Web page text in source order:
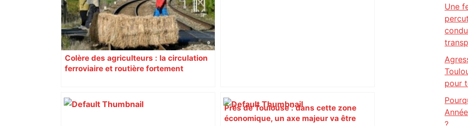
deux ans – ladepeche.fr
Colère des agriculteurs : la circulation
ferroviaire et routière fortement
Près de Toulouse : dans cette zone
économique, un axe majeur va être
Une
pour
?